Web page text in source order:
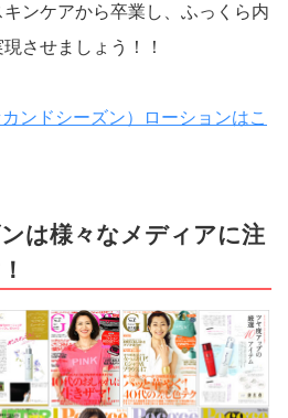
ンケアから卒業し、ふっくら内
させましょう！！
ンドシーズン）ローションはこ
は様々なメディアに注